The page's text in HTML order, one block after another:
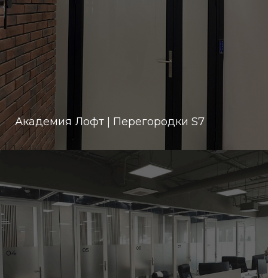
Академия Лофт | Перегородки S7